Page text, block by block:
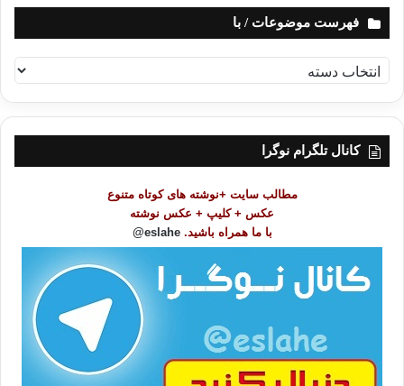
فهرست موضوعات / با
ه
ر
کانال تلگرام نوگرا
مطالب سایت +نوشته های کوتاه متنوع
عکس + کلیپ + عکس نوشته
با ما همراه باشید. eslahe@